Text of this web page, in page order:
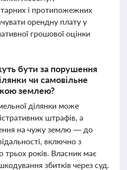
і протипожежних
орендну плату у
грошової оцінки
бути за порушення
чи самовільне
землею?
ділянки може
штрафів, а
на чужу землю — до
включно з
років. Власник має
збитків через суд.